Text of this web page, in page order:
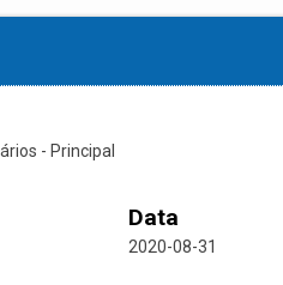
- Principal
Data
2020-08-31